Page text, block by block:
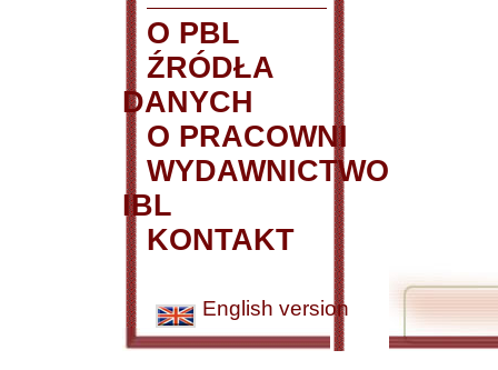
O PBL
ŹRÓDŁA
DANYCH
O PRACOWNI
WYDAWNICTWO
IBL
KONTAKT
English version